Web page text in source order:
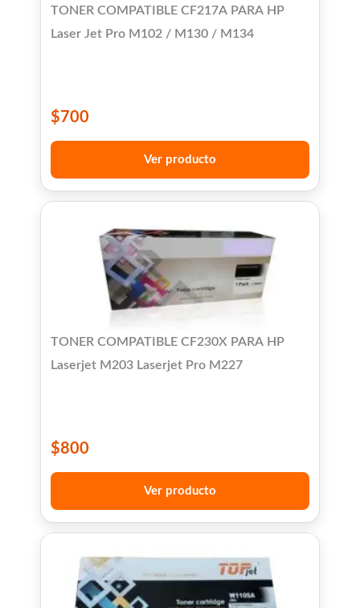
TONER COMPATIBLE CF217A PARA HP
Laser Jet Pro M102 / M130 / M134
$700
Ver producto
TONER COMPATIBLE CF230X PARA HP
Laserjet M203 Laserjet Pro M227
$800
Ver producto